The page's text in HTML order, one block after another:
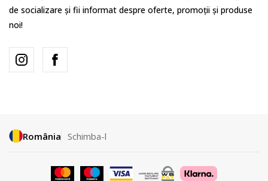
de socializare și fii informat despre oferte, promoții și produse
noi!
România Schimba-l